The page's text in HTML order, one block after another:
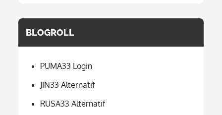
BLOGROLL
PUMA33 Login
JIN33 Alternatif
RUSA33 Alternatif